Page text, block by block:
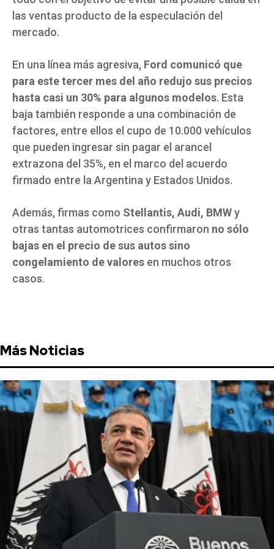
las ventas producto de la especulación del
mercado.
En una línea más agresiva, Ford comunicó que
para este tercer mes del año redujo sus precios
hasta casi un 30% para algunos modelos. Esta
baja también responde a una combinación de
factores, entre ellos el cupo de 10.000 vehículos
que pueden ingresar sin pagar el arancel
extrazona del 35%, en el marco del acuerdo
firmado entre la Argentina y Estados Unidos.
Además, firmas como Stellantis, Audi, BMWy
otras tantas automotrices confirmaron no sólo
bajas en el precio de sus autos sino
congelamiento de valores en muchos otros
casos.
Más Noticias